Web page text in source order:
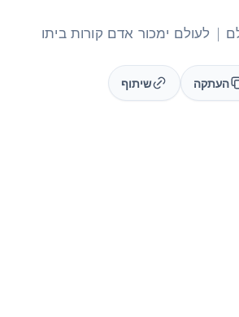
| לעולם ימכור אדם קורות ביתו
העתקה שיתוף